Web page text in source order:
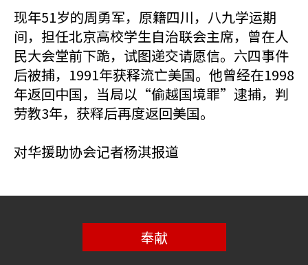
现年51岁的周勇军，原籍四川，八九学运期
间，担任北京高校学生自治联会主席，曾在人
民大会堂前下跪，试图递交请愿信。六四事件
后被捕，1991年获释流亡美国。他曾经在1998
年返回中国，当局以“偷越国境罪”逮捕，判
劳教3年，获释后再度返回美国。
对华援助协会记者杨淇报道
奉献